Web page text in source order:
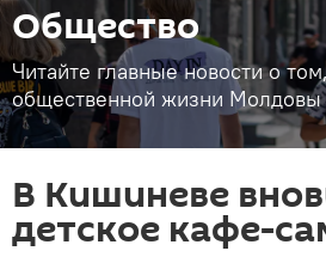
Общество
Читайте главные новости о
общественной жизни
В Кишиневе
детское кафе-